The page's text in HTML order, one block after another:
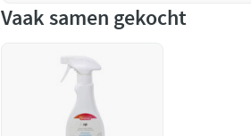
Vaak samen gekocht